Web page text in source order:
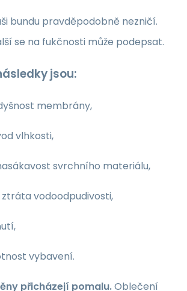
bundu pravděpodobně nezničí.
se na fukčnosti může podepsat.
jsou:
membrány,
vlhkosti,
svrchního materiálu,
vodoodpudivosti,
vybavení.
přicházejí pomalu.Oblečení